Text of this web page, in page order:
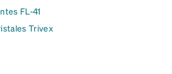
FL-41
Trivex